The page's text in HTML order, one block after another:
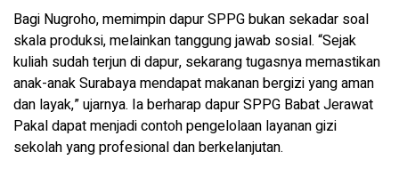
Bagi Nugroho, memimpin dapur SPPG bukan sekadar soal
skala produksi, melainkan tanggung jawab sosial. “Sejak
kuliah sudah terjun di dapur, sekarang tugasnya memastikan
anak-anak Surabaya mendapat makanan bergizi yang aman
dan layak,” ujarnya. Ia berharap dapur SPPG Babat Jerawat
Pakal dapat menjadi contoh pengelolaan layanan gizi
sekolah yang profesional dan berkelanjutan.